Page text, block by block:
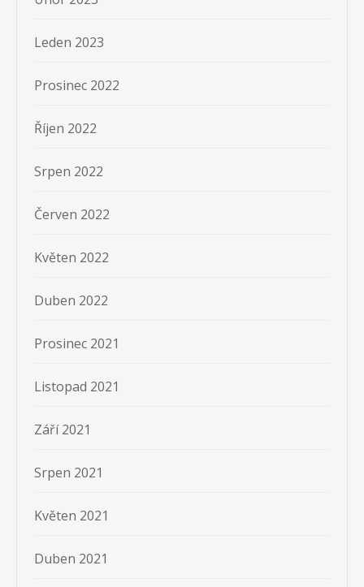
Leden 2023
Prosinec 2022
Říjen 2022
Srpen 2022
Červen 2022
Květen 2022
Duben 2022
Prosinec 2021
Listopad 2021
Září 2021
Srpen 2021
Květen 2021
Duben 2021